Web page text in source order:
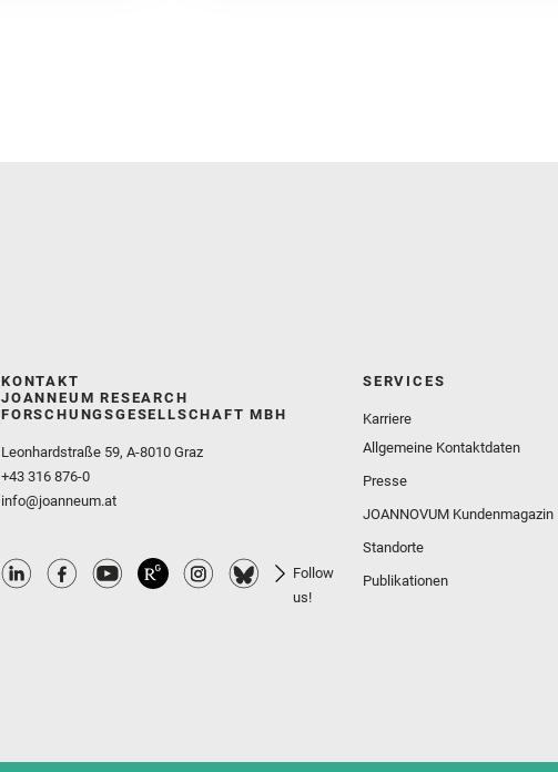
KONTAKT
JOANNEUM RESEARCH
FORSCHUNGSGESELLSCHAFT MBH
Leonhardstraße 59, A-8010 Graz
+43 316 876-0
info@joanneum.at
Follow
us!
SERVICES
Karriere
Allgemeine Kontaktdaten
Presse
JOANNOVUM Kundenmagazin
Standorte
Publikationen